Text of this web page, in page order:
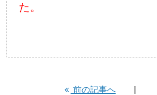
た。
前の記事へ